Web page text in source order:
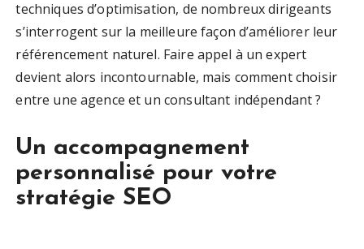
techniques d’optimisation, de nombreux dirigeants
s’interrogent sur la meilleure façon d’améliorer leur
référencement naturel. Faire appel à un expert
devient alors incontournable, mais comment choisir
entre une agence et un consultant indépendant ?
Un accompagnement
personnalisé pour votre
stratégie SEO